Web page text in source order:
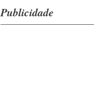
Publicidade